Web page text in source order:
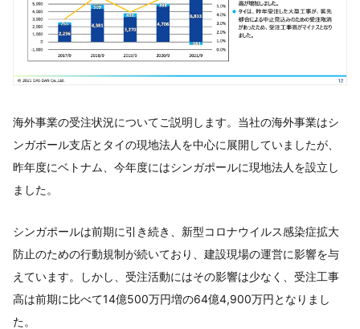
海外事業の受注状況についてご説明します。当社の海外事業はシ
ンガポール支店とタイの現地法人を中心に展開していましたが、
昨年度にベトナム、今年度にはシンガポールに現地法人を設立し
ました。
シンガポールは前期に引き続き、新型コロナウイルス感染症拡大
防止のための行動規制が続いており、建設現場の運営に影響を与
えています。しかし、受注活動にはその影響は少なく、受注工事
高は前期に比べて14億500万円増の64億4,900万円となりまし
た。